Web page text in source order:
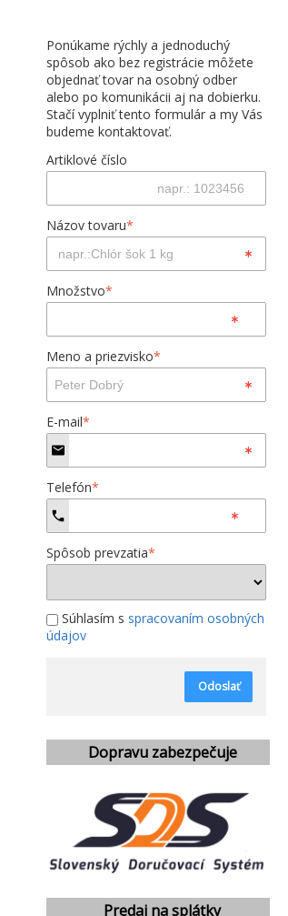
Ponúkame rýchly a jednoduchý
spôsob ako bez registrácie môžete
objednať tovar na osobný odber
alebo po komunikácii aj na dobierku.
Stačí vyplniť tento formulár a my Vás
budeme kontaktovať.
Artiklové číslo
Názov tovaru*
Množstvo*
Meno a priezvisko*
E-mail*
Telefón*
Spôsob prevzatia*
Súhlasím s spracovaním osobných
údajov
Odoslať
Dopravu zabezpečuje
Predaj na splátky